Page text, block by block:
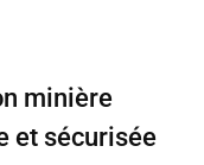
minière
et sécurisée